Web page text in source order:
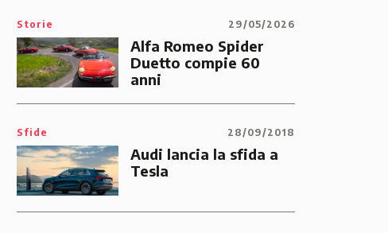
Storie 29/05/2026
Alfa Romeo Spider
Duetto compie 60
anni
Sfide 28/09/2018
Audi lancia la sfida a
Tesla